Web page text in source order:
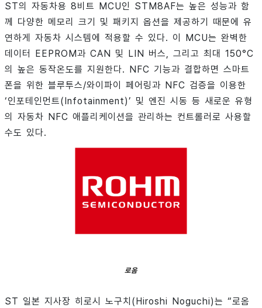
ST의 자동차용 8비트 MCU인 STM8AF는 높은 성능과 함
께 다양한 메모리 크기 및 패키지 옵션을 제공하기 때문에 유
연하게 자동차 시스템에 적용할 수 있다. 이 MCU는 완벽한
데이터 EEPROM과 CAN 및 LIN 버스, 그리고 최대 150°C
의 높은 동작온도를 지원한다. NFC 기능과 결합하면 스마트
폰을 위한 블루투스/와이파이 페어링과 NFC 검증을 이용한
‘인포테인먼트(Infotainment)’ 및 엔진 시동 등 새로운 유형
의 자동차 NFC 애플리케이션을 관리하는 컨트롤러로 사용할
수도 있다.
로옴
ST 일본 지사장 히로시 노구치(Hiroshi Noguchi)는 “로옴